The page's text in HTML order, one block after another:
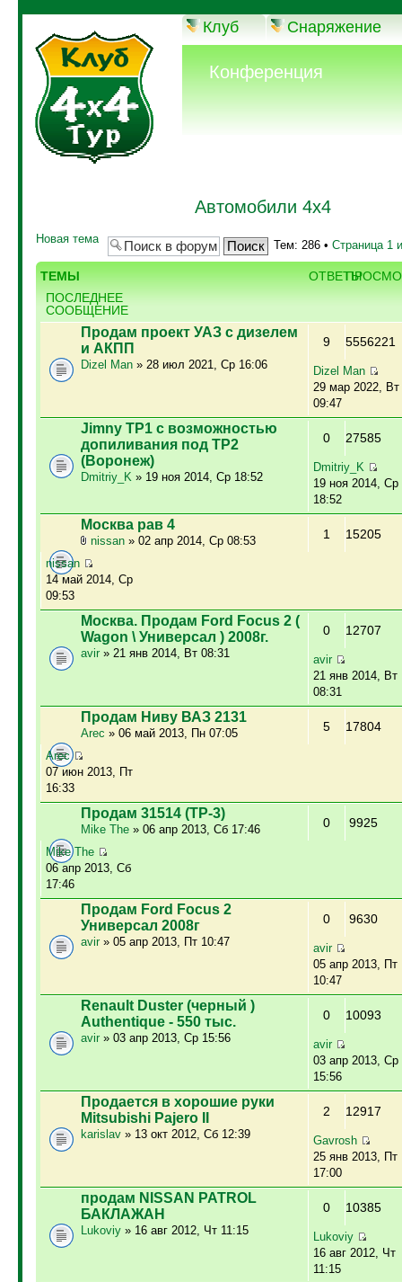
Клуб Снаряжение
Конференция
Автомобили 4х4
Новая тема Тем: 286 • Страница 1
ТЕМЫ ОТВЕТЫ
ПОСЛЕДНЕЕ
СООБЩЕНИЕ
Продам проект УАЗ с дизелем
и АКПП
Dizel Man» 28 июл 2021, Ср 16:06
9 5556221
Dizel Man
29 мар 2022, Вт
09:47
Jimny ТР1 с возможностью
допиливания под ТР2
(Воронеж)
Dmitriy_K» 19 ноя 2014, Ср 18:52
0 27585
Dmitriy_K
19 ноя 2014, Ср
18:52
Москва рав 4
nissan» 02 апр 2014, Ср 08:53 1 15205
nissan
14 май 2014, Ср
09:53
Москва. Продам Ford Focus 2 (
Wagon \ Универсал ) 2008г.
avir» 21 янв 2014, Вт 08:31
0 12707
avir
21 янв 2014, Вт
08:31
Продам Ниву ВАЗ 2131
Arec » 06 май 2013, Пн 07:05 5 17804
Arec
07 июн 2013, Пт
16:33
Продам 31514 (ТР-3)
Mike The» 06 апр 2013, Сб 17:46 0 9925
Mike The
06 апр 2013, Сб
17:46
Продам Ford Focus 2
Универсал 2008г
avir» 05 апр 2013, Пт 10:47
0 9630
avir
05 апр 2013, Пт
10:47
Renault Duster (черный )
Authentique - 550 тыс.
avir» 03 апр 2013, Ср 15:56
0 10093
avir
03 апр 2013, Ср
15:56
Продается в хорошие руки
Mitsubishi Pajero II
karislav» 13 окт 2012, Сб 12:39
2 12917
Gavrosh
25 янв 2013, Пт
17:00
продам NISSAN PATROL
БАКЛАЖАН
Lukoviy» 16 авг 2012, Чт 11:15
0 10385
Lukoviy
16 авг 2012, Чт
11:15